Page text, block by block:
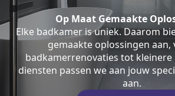
Op Maat Gemaakte
Elke badkamer is uniek. Daarom
gemaakte oplossingen aan,
badkamerrenovaties tot kleinere
diensten passen we aan jouw
aan.